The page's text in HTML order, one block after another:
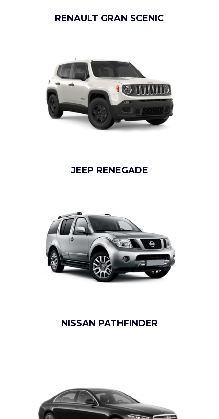
RENAULT GRAN SCENIC
JEEP RENEGADE
NISSAN PATHFINDER